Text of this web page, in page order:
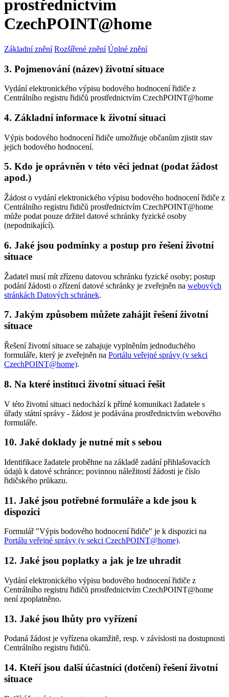
prostřednictvím
CzechPOINT@home
Základní znění Rozšířené znění Úplné znění
3. Pojmenování (název) životní situace
Vydání elektronického výpisu bodového hodnocení řidiče z
Centrálního registru řidičů prostřednictvím CzechPOINT@home
4. Základní informace k životní situaci
Výpis bodového hodnocení řidiče umožňuje občanům zjistit stav
jejich bodového hodnocení.
5. Kdo je oprávněn v této věci jednat (podat žádost
apod.)
Žádost o vydání elektronického výpisu bodového hodnocení řidiče z
Centrálního registru řidičů prostřednictvím CzechPOINT@home
může podat pouze držitel datové schránky fyzické osoby
(nepodnikající).
6. Jaké jsou podmínky a postup pro řešení životní
situace
Žadatel musí mít zřízenu datovou schránku fyzické osoby; postup
podání žádosti o zřízení datové schránky je zveřejněn na webových
stránkách Datových schránek.
7. Jakým způsobem můžete zahájit řešení životní
situace
Řešení životní situace se zahajuje vyplněním jednoduchého
formuláře, který je zveřejněn na Portálu veřejné správy (v sekci
CzechPOINT@home).
8. Na které instituci životní situaci řešit
V této životní situaci nedochází k přímé komunikaci žadatele s
úřady státní správy - žádost je podávána prostřednictvím webového
formuláře.
10. Jaké doklady je nutné mít s sebou
Identifikace žadatele proběhne na základě zadání přihlašovacích
údajů k datové schránce; povinnou náležitostí žádosti je číslo
řidičského průkazu.
11. Jaké jsou potřebné formuláře a kde jsou k
dispozici
Formulář "Výpis bodového hodnocení řidiče" je k dispozici na
Portálu veřejné správy (v sekci CzechPOINT@home).
12. Jaké jsou poplatky a jak je lze uhradit
Vydání elektronického výpisu bodového hodnocení řidiče z
Centrálního registru řidičů prostřednictvím CzechPOINT@home
není zpoplatněno.
13. Jaké jsou lhůty pro vyřízení
Podaná žádost je vyřízena okamžitě, resp. v závislosti na dostupnosti
Centrálního registru řidičů.
14. Kteří jsou další účastníci (dotčení) řešení životní
situace